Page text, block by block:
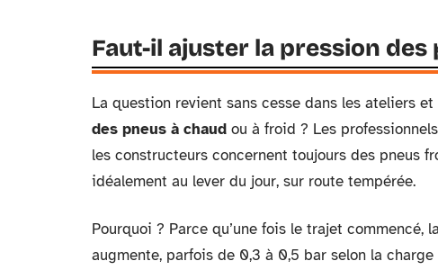
Faut-il ajuster la pression des
La question revient sans cesse dans les ateliers
des pneus à chaud ou à froid ? Les
les constructeurs concernent toujours des pneus
idéalement au lever du jour, sur route tempérée.
Pourquoi ? Parce qu’une fois le trajet commencé, la
augmente, parfois de 0,3 à 0,5 bar selon la